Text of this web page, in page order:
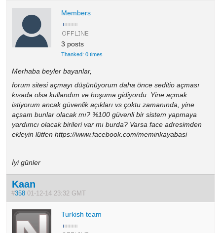
Members
3 posts
Thanked: 0 times
Merhaba beyler bayanlar,
forum sitesi açmayı düşünüyorum daha önce seditio açması
kısada olsa kullandım ve hoşuma gidiyordu. Yine açmak
istiyorum ancak güvenlik açıkları vs çoktu zamanında, yine
açsam bunlar olacak mı? %100 güvenli bir sistem yapmaya
yardımcı olacak birileri var mı burda? Varsa face adresimden
ekleyin lütfen https://www.facebook.com/meminkayabasi
İyi günler
Kaan
#358 01-12-14 23:32 GMT
Turkish team